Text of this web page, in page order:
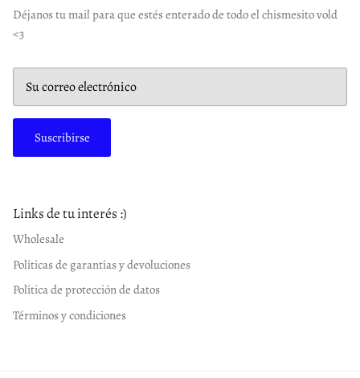
Déjanos tu mail para que estés enterado de todo el chismesito vold
<3
Suscribirse
Links de tu interés :)
Wholesale
Políticas de garantías y devoluciones
Política de protección de datos
Términos y condiciones